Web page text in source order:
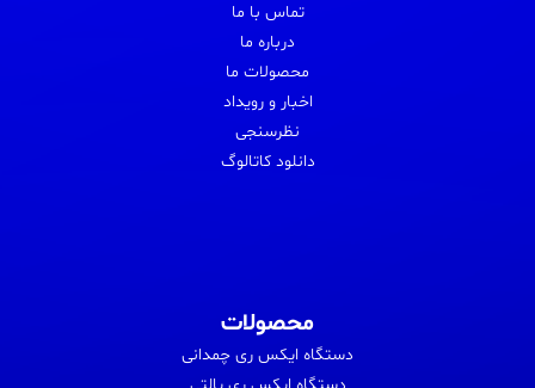
تماس با ما
درباره ما
محصولات ما
اخبار و رویداد
نظرسنجی
دانلود کاتالوگ
محصولات
دستگاه ایکس ری چمدانی